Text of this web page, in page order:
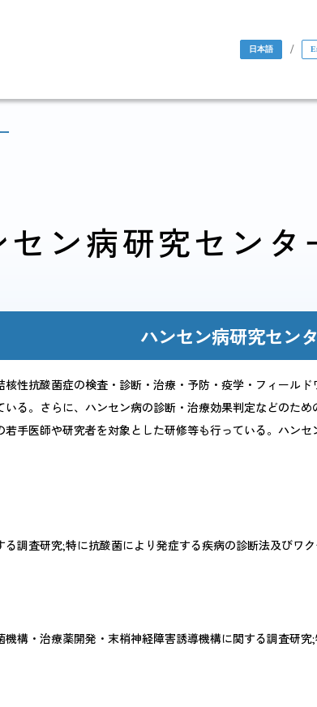
日本語 /
/
セン病研究センタ
ハンセン病研究セン
性抗酸菌症の検査・診断・治療・予防・疫学・フィール
る。さらに、ハンセン病の診断・治療効果判定などのた
手医師や研究者を対象とした研修等も行っている。ハンセ
調査研究;特に抗酸菌により発症する疾病の診断法及びワク
構・治療薬開発・末梢神経障害誘導機構に関する調査研